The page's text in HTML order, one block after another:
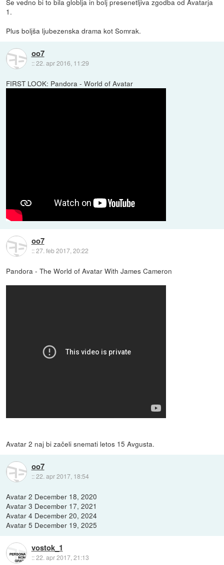
1.
Plus boljša ljubezenska drama kot Somrak.
oo7
::22. apr 2016, 11:29
FIRST LOOK: Pandora - World of Avatar
oo7
::27. feb 2017, 20:22
Pandora - The World of Avatar With James Cameron
Avatar 2 naj bi začeli snemati letos 15 Avgusta.
oo7
::22. apr 2017, 18:54
Avatar 2 December 18, 2020
Avatar 3 December 17, 2021
Avatar 4 December 20, 2024
Avatar 5 December 19, 2025
vostok_1
::22. apr 2017, 21:13